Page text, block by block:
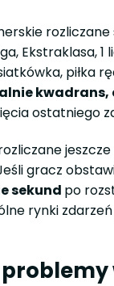
rozliczane
Ekstraklasa,
piłka
kwadrans,
ostatniego
gracz
sekund po
rynki